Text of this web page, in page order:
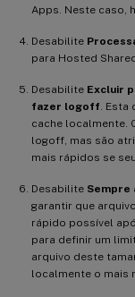
Apps. Neste caso,
Desabilite
para Hosted
Desabilite Excluir
fazer logoff .
cache localmente.
logoff, mas são
mais rápidos se
Desabilite Sempre
garantir que
rápido possível
para definir um
arquivo deste
localmente o mais